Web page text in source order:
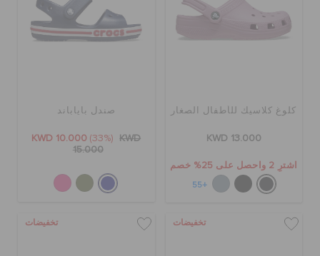
كلوغ كلاسيك للأطفال الصغار
KWD 13.000
اشترِ 2 واحصل على 25% خصم
+55
صندل باياباند
KWD 10.000 (33%)
KWD
15.000
تخفيضات تخفيضات